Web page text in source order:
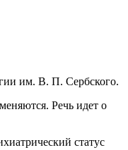
им. В. П. Сербского.
Речь идет о
статус